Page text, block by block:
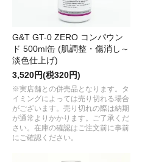
G&T GT-0 ZERO コンパウン
ド 500ml缶 (肌調整・傷消し～
淡色仕上げ)
3,520円(税320円)
※実店舗との併売品となります。タ
イミングによっては売り切れる場合
がございます。売り切れの際は納期
が通常よりかかります。ご了承くだ
さい。在庫の確認はご注文前に事前
にご確認ください。